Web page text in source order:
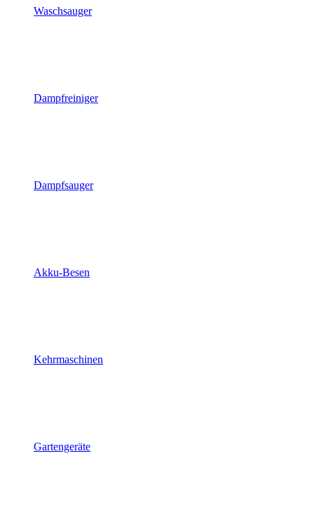
Waschsauger
Dampfreiniger
Dampfsauger
Akku-Besen
Kehrmaschinen
Gartengeräte